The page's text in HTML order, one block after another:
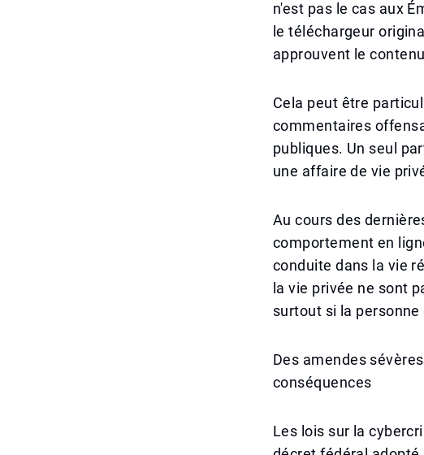
n'est pas le cas aux
le téléchargeur
approuvent le
Cela peut être
commentaires
publiques. Un seul
une affaire de vie
Au cours des
comportement en
conduite dans la vie
la vie privée ne sont
surtout si la
Des amendes
conséquences
Les lois sur la